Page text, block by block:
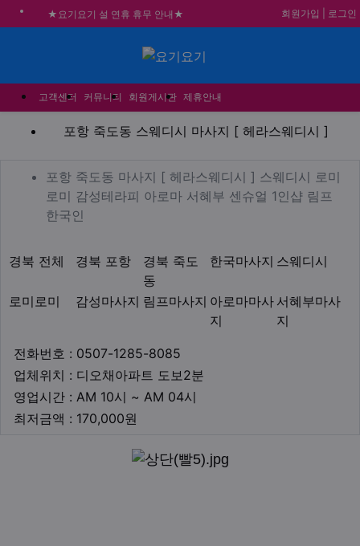
★요기요기 설 연휴 휴무 안내★
불건전한 게시글은 삭제 및 회원탈퇴 됩니다.
합법적이고 건전한 업체와 광고를 제휴합니다.
회원가입 로그인
고객센터 커뮤니티 회원게시판 제휴안내
포항 죽도동 스웨디시 마
포항 죽도동 스웨디시 마사지 [ 헤라스웨디시 ]
업체 정보
포항 죽도동 마사지 [ 헤라
포항 죽도동 마사지 [ 헤라스웨디시 ] 스웨디시 로미
로미 감성테라피 아로마 서혜부 센슈얼 1인샵 림프
한국인
경북 전체 경북 포항
경북 죽도
동
지역1 한국마사지 스웨디시
로미로미 감성마사지 림프마사지 아로마마사
지
서혜부마사
지
테마
전화번호 : 0507-1285-8085
업체위치 : 디오채아파트 도보2분
영업시간 : AM 10시 ~ AM 04시
최저금액 : 170,000원